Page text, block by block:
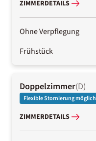
ZIMMERDETAILS
Ohne Verpflegung
Frühstück
Doppelzimmer(D)
Flexible Stornierung möglich
ZIMMERDETAILS